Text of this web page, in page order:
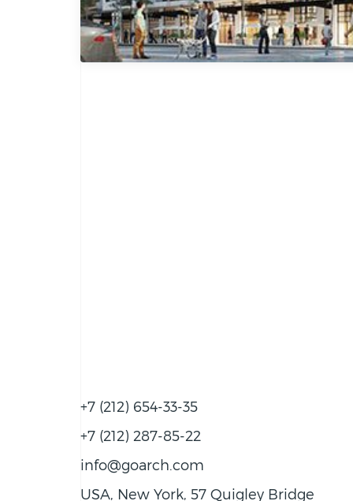
+7 (212) 654-33-35
+7 (212) 287-85-22
info@goarch.com
USA, New York, 57 Quigley Bridge